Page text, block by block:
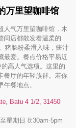
万里望咖啡馆
人气万里望咖啡馆，木
间店都散发着温柔的
猪肠粉柔滑入味，酱汁
最爱。餐点价格平易近
高人气选项。这里的
餐厅的年轻族群。若你
餐地点。
Batu 4 1/2, 31450
星期日 8:30am-5pm